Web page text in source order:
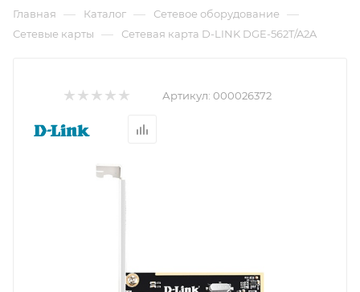
Главная — Каталог — Сетевое оборудование —
Сетевые карты — Сетевая карта D-LINK DGE-562T/A2A
Артикул: 000026372